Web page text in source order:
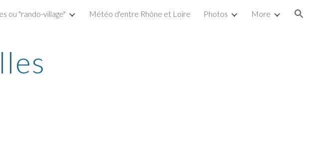
Skip to navigation
ou "rando-village" Météo d'entre Rhône et Loire Photos More